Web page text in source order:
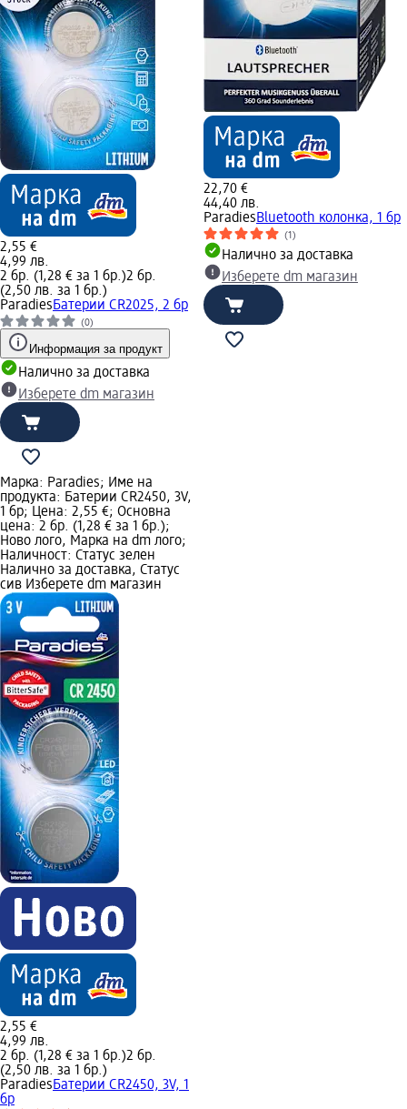
2,55 €
4,99 лв.
2 бр. (1,28 € за 1 бр.)2 бр.
(2,50 лв. за 1 бр.)
ParadiesБатерии CR2025, 2 бр
(0)
Информация за продукт
Налично за доставка
Изберете dm магазин
22,70 €
44,40 лв.
ParadiesBluetooth колонка, 1 бр
(1)
Налично за доставка
Изберете dm магазин
Марка: Paradies; Име на
продукта: Батерии CR2450, 3V,
1 бр; Цена: 2,55 €; Основна
цена: 2 бр. (1,28 € за 1 бр.);
Ново лого, Марка на dm лого;
Наличност: Статус зелен
Налично за доставка, Статус
сив Изберете dm магазин
2,55 €
4,99 лв.
2 бр. (1,28 € за 1 бр.)2 бр.
(2,50 лв. за 1 бр.)
ParadiesБатерии CR2450, 3V, 1
бр